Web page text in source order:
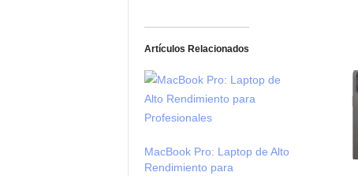
Artículos Relacionados
MacBook Pro: Laptop de Alto
Rendimiento para